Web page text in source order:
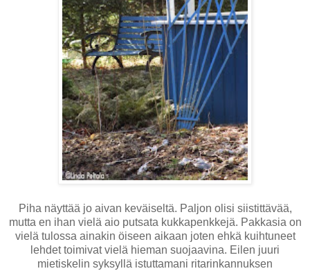
Piha näyttää jo aivan keväiseltä. Paljon olisi siistittävää,
mutta en ihan vielä aio putsata kukkapenkkejä. Pakkasia on
vielä tulossa ainakin öiseen aikaan joten ehkä kuihtuneet
lehdet toimivat vielä hieman suojaavina. Eilen juuri
mietiskelin syksyllä istuttamani ritarinkannuksen